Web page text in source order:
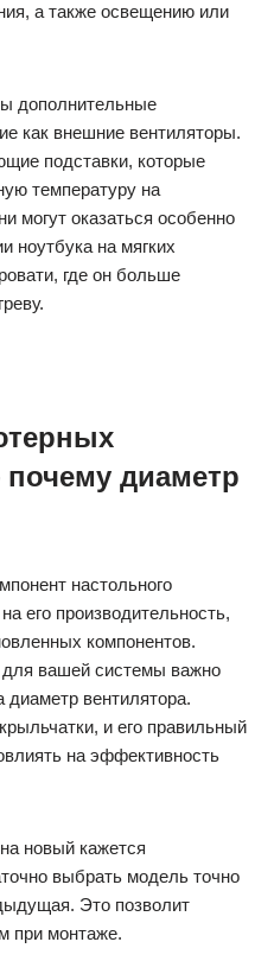
а также освещению или
дополнительные
как внешние вентиляторы.
подставки, которые
температуру на
могут оказаться особенно
ноутбука на мягких
где он больше
диаметр
настольного
его производительность,
компонентов.
вашей системы важно
диаметр вентилятора.
и его правильный
на эффективность
новый кажется
выбрать модель точно
Это позволит
при монтаже.